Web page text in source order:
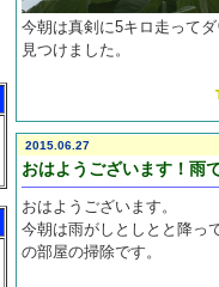
今朝は真剣に5キロ走って
見つけました。
2015.06.27
おはようございます！雨
おはようございます。
今朝は雨がしとしとと降っ
の部屋の掃除です。